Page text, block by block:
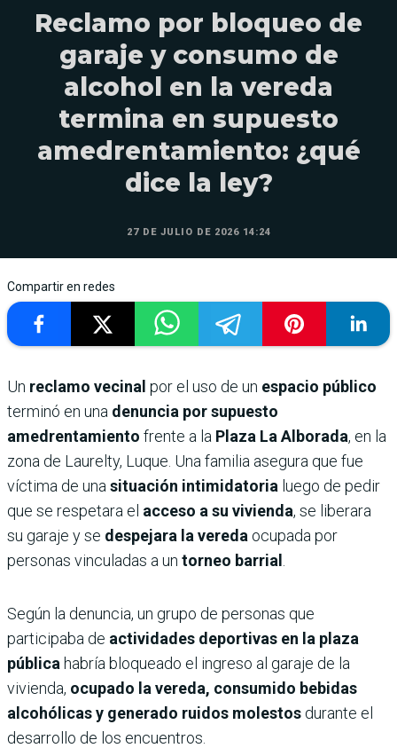
Reclamo por bloqueo de
garaje y consumo de
alcohol en la vereda
termina en supuesto
amedrentamiento: ¿qué
dice la ley?
27 DE JULIO DE 2026 14:24
Compartir en redes
Un reclamo vecinal por el uso de un espacio público
terminó en una denuncia por supuesto
amedrentamiento frente a la Plaza La Alborada, en la
zona de Laurelty, Luque. Una familia asegura que fue
víctima de una situación intimidatoria luego de pedir
que se respetara el acceso a su vivienda, se liberara
su garaje y se despejara la vereda ocupada por
personas vinculadas a un torneo barrial
Según la denuncia, un grupo de personas que
participaba de actividades deportivas en la plaza
pública habría bloqueado el ingreso al garaje de la
vivienda, ocupado la vereda, consumido bebidas
alcohólicas y generado ruidos molestos durante el
desarrollo de los encuentros.